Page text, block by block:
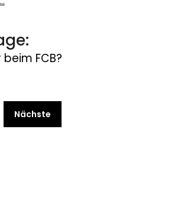
FCB?
Nächste